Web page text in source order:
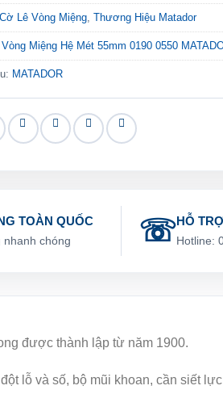
Cờ Lê Vòng Miệng ,Thương Hiệu Matador
Miệng Hệ Mét 55mm 0190 0550
MATADOR
TOÀN QUỐC
nhanh chóng
HỖ
Hotline:
được thành lập từ năm 1900.
lỗ và số, bộ mũi khoan, cần siết